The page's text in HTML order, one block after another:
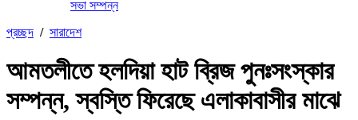
সভা সম্পন্ন
প্রচ্ছদ / সারাদেশ
আমতলীতে হলদিয়া হাট ব্রিজ পুনঃসংস্কার
সম্পন্ন, স্বস্তি ফিরেছে এলাকাবাসীর মাঝে